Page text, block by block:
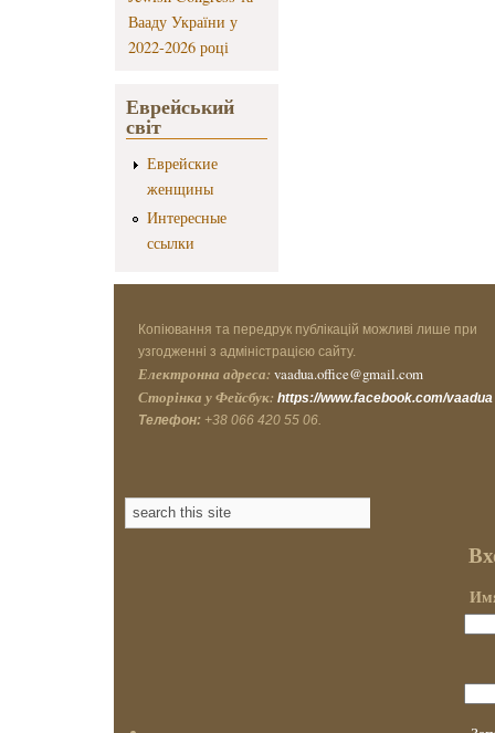
Вааду України у
2022-2026 році
Еврейський
світ
Еврейские
женщины
Интересные
ссылки
Копіювання та передрук публікацій можливі лише при
узгодженні з адміністрацією сайту.
Електронна адреса: vaadua.office@gmail.com
Сторінка у Фейсбук: https://www.facebook.com/vaadua
Телефон: +38 066 420 55 06.